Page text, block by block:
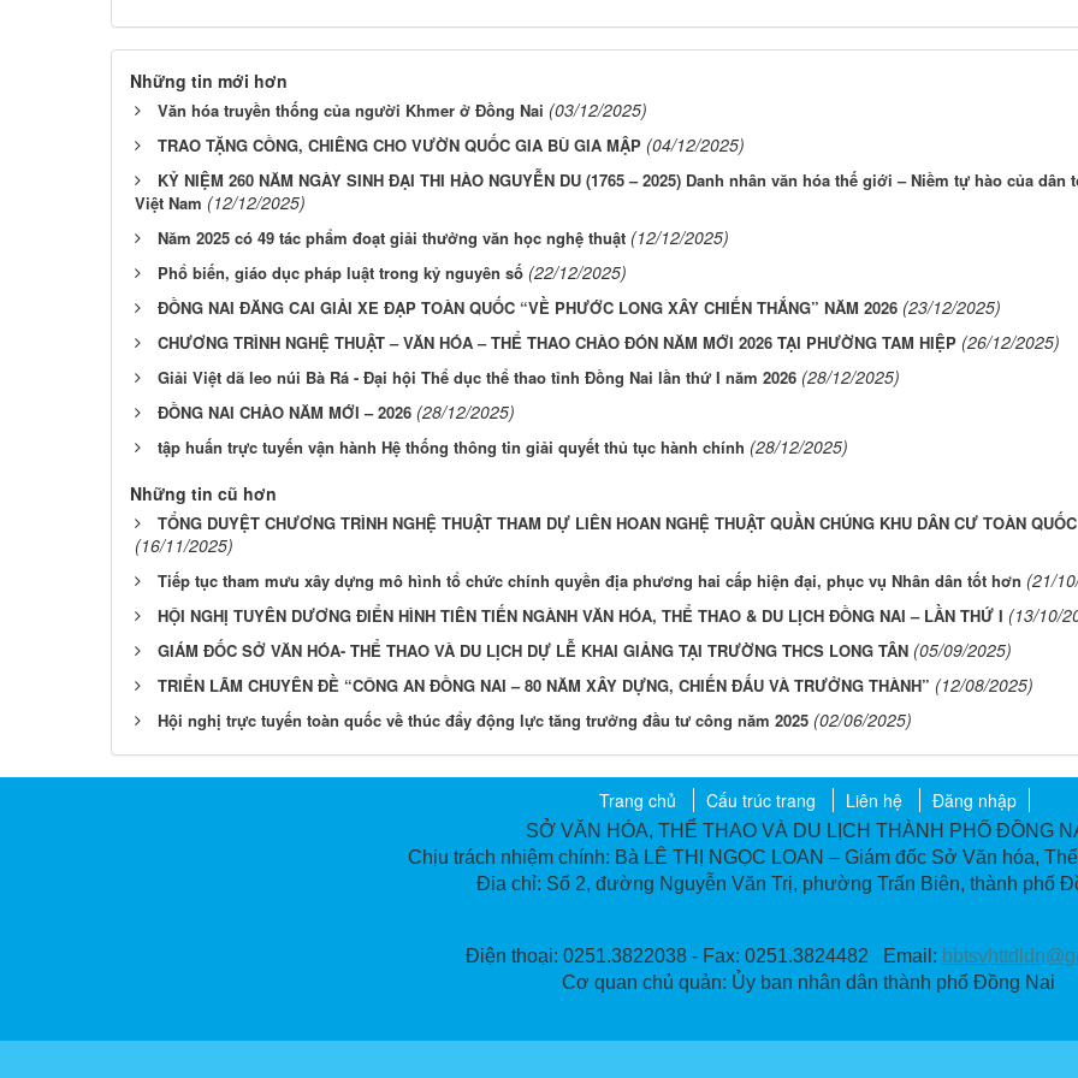
Những tin mới hơn
Văn hóa truyền thống của người Khmer ở Đồng Nai (03/12/2025)
TRAO TẶNG CỒNG, CHIÊNG CHO VƯỜN QUỐC GIA BÙ GIA MẬP (04/12/2025)
KỶ NIỆM 260 NĂM NGÀY SINH ĐẠI THI HÀO NGUYỄN DU (1765 – 2025) Danh nhân văn hóa thế giới – Niềm tự hào của dân
Việt Nam (12/12/2025)
Năm 2025 có 49 tác phẩm đoạt giải thưởng văn học nghệ thuật (12/12/2025)
Phổ biến, giáo dục pháp luật trong kỷ nguyên số (22/12/2025)
ĐỒNG NAI ĐĂNG CAI GIẢI XE ĐẠP TOÀN QUỐC “VỀ PHƯỚC LONG XÂY CHIẾN THẮNG” NĂM 2026 (23/12/2025)
CHƯƠNG TRÌNH NGHỆ THUẬT – VĂN HÓA – THỂ THAO CHÀO ĐÓN NĂM MỚI 2026 TẠI PHƯỜNG TAM HIỆP (26/12/2025)
Giải Việt dã leo núi Bà Rá - Đại hội Thể dục thể thao tỉnh Đồng Nai lần thứ I năm 2026 (28/12/2025)
ĐỒNG NAI CHÀO NĂM MỚI – 2026 (28/12/2025)
tập huấn trực tuyến vận hành Hệ thống thông tin giải quyết thủ tục hành chính (28/12/2025)
Những tin cũ hơn
TỔNG DUYỆT CHƯƠNG TRÌNH NGHỆ THUẬT THAM DỰ LIÊN HOAN NGHỆ THUẬT QUẦN CHÚNG KHU DÂN CƯ TOÀN QUỐC
(16/11/2025)
Tiếp tục tham mưu xây dựng mô hình tổ chức chính quyền địa phương hai cấp hiện đại, phục vụ Nhân dân tốt hơn (21/
HỘI NGHỊ TUYÊN DƯƠNG ĐIỂN HÌNH TIÊN TIẾN NGÀNH VĂN HÓA, THỂ THAO & DU LỊCH ĐỒNG NAI – LẦN THỨ I (13/10/
GIÁM ĐỐC SỞ VĂN HÓA- THỂ THAO VÀ DU LỊCH DỰ LỄ KHAI GIẢNG TẠI TRƯỜNG THCS LONG TÂN (05/09/2025)
TRIỂN LÃM CHUYÊN ĐỀ “CÔNG AN ĐỒNG NAI – 80 NĂM XÂY DỰNG, CHIẾN ĐẤU VÀ TRƯỞNG THÀNH” (12/08/2025)
Hội nghị trực tuyến toàn quốc về thúc đẩy động lực tăng trưởng đầu tư công năm 2025 (02/06/2025)
Trang chủ Cấu trúc trang Liên hệ Đăng nhập
SỞ VĂN HÓA, THỂ THAO VÀ DU LỊCH THÀNH PHỐ ĐỒNG
Chịu trách nhiệm chính: Bà LÊ THỊ NGỌC LOAN – Giám đốc Sở Văn hóa,
Địa chỉ: Số 2, đường Nguyễn Văn Trị, phường Trấn Biên, thành phố
Điện thoại: 0251.3822038 - Fax: 0251.3824482 Email:
Cơ quan chủ quản: Ủy ban nhân dân thành phố Đồng Nai